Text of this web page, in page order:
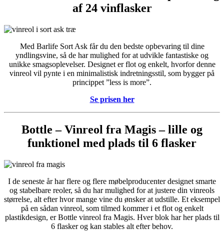
af 24 vinflasker
Med Barlife Sort Ask får du den bedste opbevaring til dine
yndlingsvine, så de har mulighed for at udvikle fantastiske og
unikke smagsoplevelser. Designet er flot og enkelt, hvorfor denne
vinreol vil pynte i en minimalistisk indretningsstil, som bygger på
princippet ”less is more”.
Se prisen her
Bottle – Vinreol fra Magis – lille og
funktionel med plads til 6 flasker
I de seneste år har flere og flere møbelproducenter designet smarte
og stabelbare reoler, så du har mulighed for at justere din vinreols
størrelse, alt efter hvor mange vine du ønsker at udstille. Et eksempel
på en sådan vinreol, som tilmed kommer i et flot og enkelt
plastikdesign, er Bottle vinreol fra Magis. Hver blok har her plads til
6 flasker og kan stables alt efter behov.